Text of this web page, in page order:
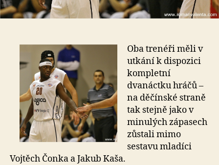
Oba trenéři měli v
utkání k dispozici
kompletní
dvanáctku hráčů –
na děčínské straně
tak stejně jako v
minulých zápasech
zůstali mimo
sestavu mladíci
Vojtěch Čonka a Jakub Kaša.